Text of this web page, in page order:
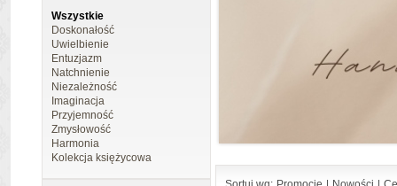
Wszystkie
Doskonałość
Uwielbienie
Entuzjazm
Natchnienie
Niezależność
Imaginacja
Przyjemność
Zmysłowość
Harmonia
Kolekcja księżycowa